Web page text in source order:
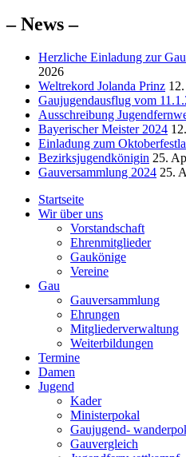
– News –
Herzliche Einladung zur
2026
Weltrekord Jolanda Prinz
Gaujugendausflug vom
Ausschreibung
Bayerischer Meister 2024
Einladung zum
Bezirksjugendkönigin 25.
Gauversammlung 2024 25.
Startseite
Wir über uns
Vorstandschaft
Ehrenmitglieder
Gaukönige
Vereine
Gau
Gauversammlung
Ehrungen
Mitgliederverwaltung
Weiterbildungen
Termine
Damen
Jugend
Kader
Ministerpokal
Gaujugend-
Gauvergleich